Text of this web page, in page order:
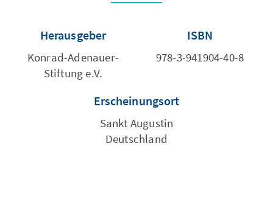
Herausgeber
Konrad-Adenauer-
Stiftung e.V.
ISBN
978-3-941904-40-8
Erscheinungsort
Sankt Augustin
Deutschland